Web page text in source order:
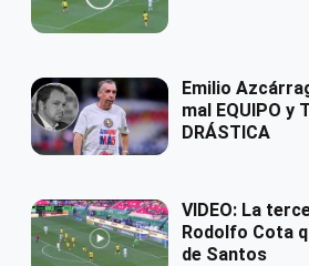
Emilio
mal EQUIPO y
DRÁSTICA
VIDEO: La
Rodolfo Cota
de Santos